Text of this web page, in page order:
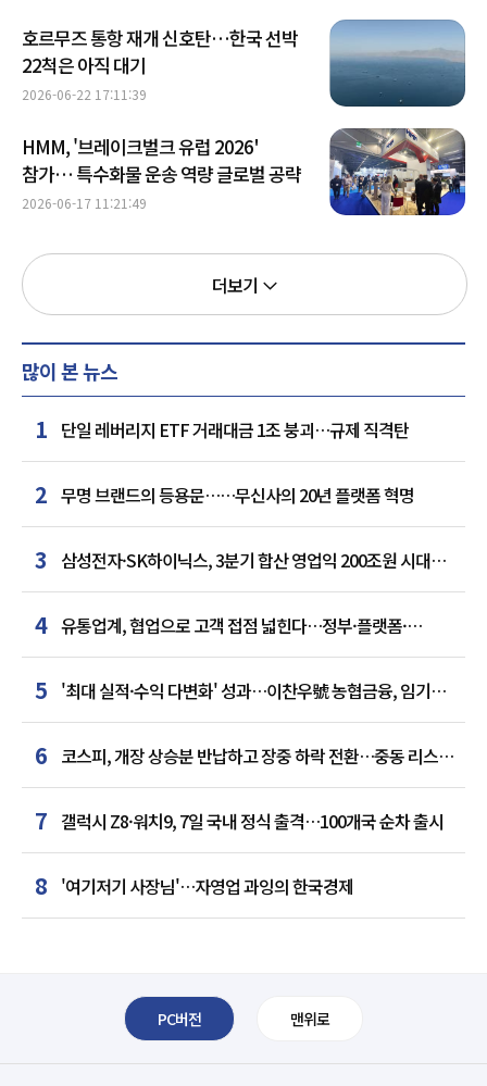
호르무즈 통항 재개 신호탄…한국 선박
22척은 아직 대기
2026-06-22 17:11:39
HMM, '브레이크벌크 유럽 2026'
참가… 특수화물 운송 역량 글로벌 공략
2026-06-17 11:21:49
더보기
많이 본 뉴스
1 단일 레버리지 ETF 거래대금 1조 붕괴…규제 직격탄
2 무명 브랜드의 등용문……무신사의 20년 플랫폼 혁명
3
삼성전자·SK하이닉스, 3분기 합산 영업익 200조원 시대
여나…中 추격은 부담
4 유통업계, 협업으로 고객 접점 넓힌다…정부·플랫폼·
인플루언서와 맞손
5 '최대 실적·수익 다변화' 성과…이찬우號 농협금융, 임기
말년 성장 박차
6 코스피, 개장 상승분 반납하고 장중 하락 전환…중동 리스크·
美 경계감
7 갤럭시 Z8·워치9, 7일 국내 정식 출격…100개국 순차 출시
8 '여기저기 사장님'…자영업 과잉의 한국경제
PC버전 맨위로